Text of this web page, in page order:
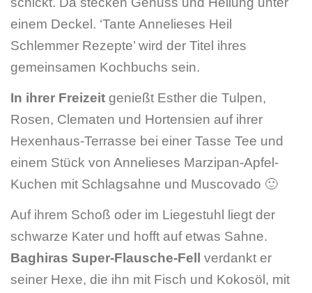
einem Deckel. ‘Tante Annelieses Heil
Schlemmer Rezepte’ wird der Titel ihres
gemeinsamen Kochbuchs sein.
In ihrer Freizeit genießt Esther die Tulpen,
Rosen, Clematen und Hortensien auf ihrer
Hexenhaus-Terrasse bei einer Tasse Tee und
einem Stück von Annelieses Marzipan-Apfel-
Kuchen mit Schlagsahne und Muscovado 🙂
Auf ihrem Schoß oder im Liegestuhl liegt der
schwarze Kater und hofft auf etwas Sahne.
Baghiras Super-Flausche-Fell
verdankt er
seiner Hexe, die ihn mit Fisch und Kokosöl, mit